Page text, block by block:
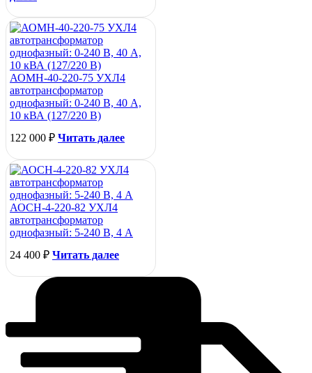
АОМН-40-220-75 УХЛ4
автотрансформатор
однофазный: 0-240 В, 40 А,
10 кВА (127/220 В)
122 000 ₽ Читать далее
АОСН-4-220-82 УХЛ4
автотрансформатор
однофазный: 5-240 В, 4 А
24 400 ₽ Читать далее